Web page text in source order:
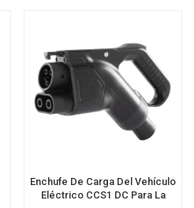
Enchufe De Carga Del Vehículo
Eléctrico CCS1 DC Para La